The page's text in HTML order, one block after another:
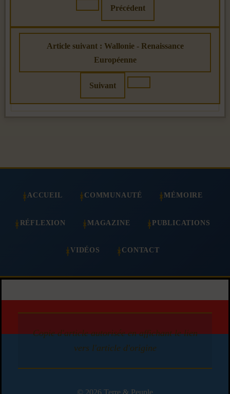
Précédent
Article suivant : Wallonie - Renaissance
Européenne
Suivant
ACCUEIL COMMUNAUTÉ MÉMOIRE
RÉFLEXION MAGAZINE PUBLICATIONS
VIDÉOS CONTACT
Copie d'article autorisée en affichant le lien
vers l'article d'origine
© 2026 Terre & Peuple